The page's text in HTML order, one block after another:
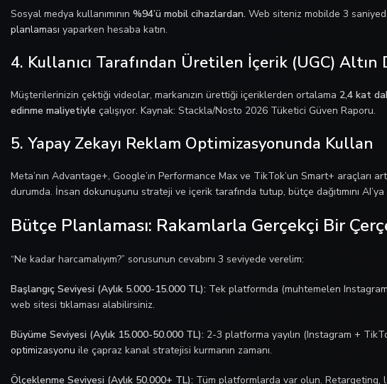
Sosyal medya kullanımının %94’ü mobil cihazlardan. Web siteniz mobilde 3
planlaması yaparken hesaba katın.
4. Kullanıcı Tarafından Üretilen İçerik (UGC) Altın
Müşterilerinizin çektiği videolar, markanızın ürettiği içeriklerden ortalama 2,4 kat
edinme maliyetiyle çalışıyor. Kaynak: Stackla/Nosto 2026 Tüketici Güven Raporu.
5. Yapay Zekayı Reklam Optimizasyonunda Kullan
Meta’nın Advantage+, Google’ın Performance Max ve TikTok’un Smart+ araçları
durumda. İnsan dokunuşunu strateji ve içerik tarafında tutup, bütçe dağıtımını
Bütçe Planlaması: Rakamlarla Gerçekçi Bir
“Ne kadar harcamalıyım?” sorusunun cevabını 3 seviyede verelim:
Başlangıç Seviyesi (Aylık 5.000-15.000 TL): Tek platformda (muhtemelen
web sitesi tıklaması alabilirsiniz.
Büyüme Seviyesi (Aylık 15.000-50.000 TL): 2-3 platforma yayılın (Instagram +
optimizasyonu ile çapraz kanal stratejisi kurmanın zamanı.
Ölçeklenme Seviyesi (Aylık 50.000+ TL): Tüm platformlarda var olun. Retargeting,